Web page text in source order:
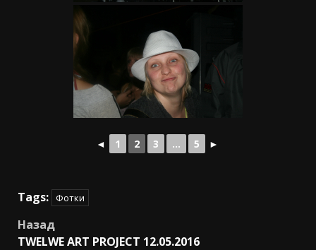
◄ 1 2 3 ... 5 ►
Tags: Фотки
Post
Назад
TWELWE ART PROJECT 12.05.2016